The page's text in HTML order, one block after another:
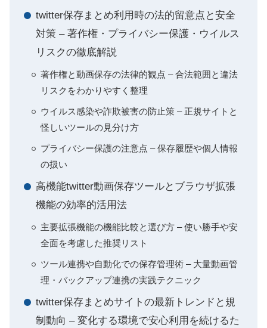
twitter保存まとめ利用時の法的留意点と安全
対策 – 著作権・プライバシー保護・ウイルス
リスクの徹底解説
著作権と動画保存の法律的観点 – 合法範囲と違法
リスクをわかりやすく整理
ウイルス感染や詐欺被害の防止策 – 正規サイトと
怪しいツールの見分け方
プライバシー保護の注意点 – 保存履歴や個人情報
の扱い
高機能twitter動画保存ツールとブラウザ拡張
機能の効率的活用法
主要拡張機能の機能比較と選び方 – 使い勝手や安
全面を考慮した推奨リスト
ツール連携や自動化での保存管理術 – 大量動画管
理・バックアップ連携の実践テクニック
twitter保存まとめサイトの最新トレンドと規
制動向 – 変化する環境で安心利用を続けるた